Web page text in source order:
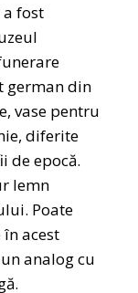
fost
german din
vase pentru
diferite
de epocă.
lemn
Poate
acest
analog cu